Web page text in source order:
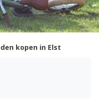
kopen in Elst